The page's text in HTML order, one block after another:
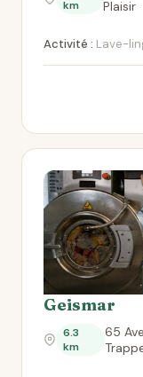
km
Plaisir
Activité : Lave-
Geismar
6.3
km
65